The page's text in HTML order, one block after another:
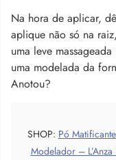
Na hora de aplicar,
aplique não só na
uma leve
uma modelada da
Anotou?
SHOP: Pó
Modelador –